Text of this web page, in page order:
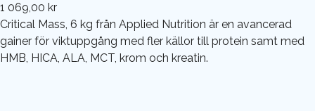
1 069,00 kr
Critical Mass, 6 kg från Applied Nutrition är en avancerad
gainer för viktuppgång med fler källor till protein samt med
HMB, HICA, ALA, MCT, krom och kreatin.